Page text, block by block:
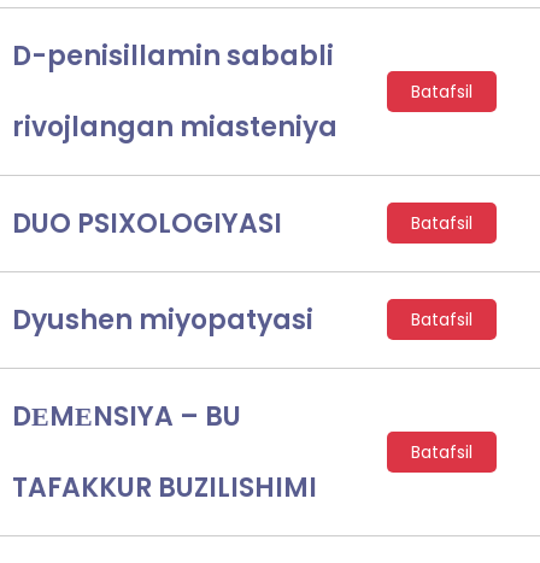
D-penisillamin sababli
rivojlangan miasteniya
Batafsil
DUO PSIXOLOGIYASI Batafsil
Dyushen miyopatyasi Batafsil
DЕMЕNSIYA – BU
TAFAKKUR BUZILISHIMI
Batafsil